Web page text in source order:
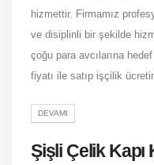
hizmettir. Firmamız
ve disiplinli bir şekilde
çoğu para avcılarına
fiyatı ile satıp işçilik
DEVAMI
Şişli Çelik Kapı